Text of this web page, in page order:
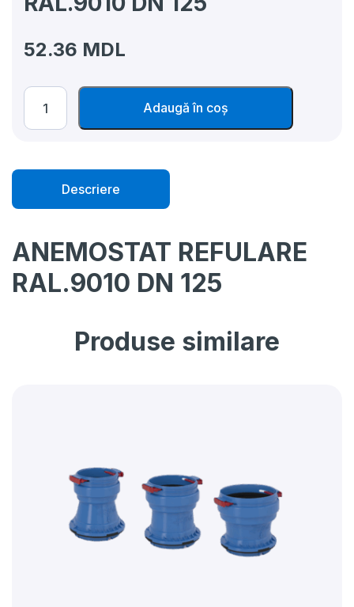
52.36 MDL
Cantitate
ANEMOSTAT
REFULARE
125
Adaugă în coș
Descriere
ANEMOSTAT REFULARE
RAL.9010 DN 125
Produse similare